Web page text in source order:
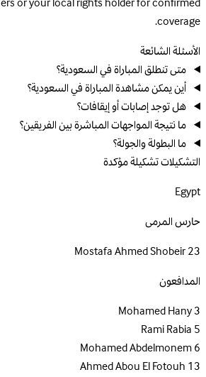
coverage.
الأسئلة الشائعة
متى تنطلق المباراة في السعودية؟
أين يمكن مشاهدة المباراة في السعودية؟
هل توجد إصابات أو إيقافات؟
ما نتيجة المواجهات المباشرة بين الفريقين؟
ما البطولة والجولة؟
التشكيلاتتشكيلة مؤكدة
Egypt
حارس المرمى
23
Mostafa Ahmed Shobeir
المدافعون
3
Mohamed Hany
5
Rami Rabia
6
Mohamed Abdelmonem
13
Ahmed Abou El Fotouh